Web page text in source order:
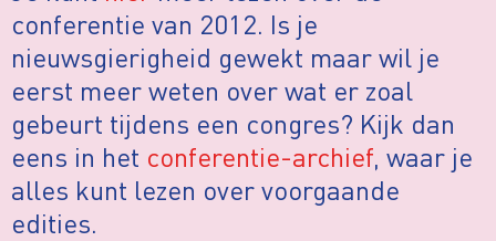
conferentie van 2012. Is je
nieuwsgierigheid gewekt maar wil je
eerst meer weten over wat er zoal
gebeurt tijdens een congres? Kijk dan
eens in het conferentie-archief, waar je
alles kunt lezen over voorgaande
edities.